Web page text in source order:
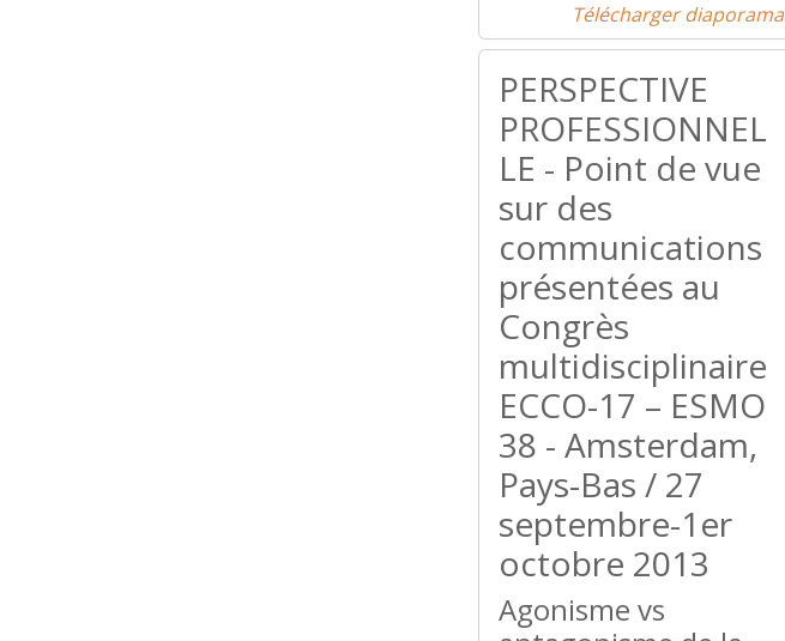
Télécharger diaporama
PERSPECTIVE
PROFESSIONNEL
LE - Point de vue
sur des
communications
présentées au
Congrès
multidisciplinaire
ECCO-17 – ESMO
38 - Amsterdam,
Pays-Bas / 27
septembre-1er
octobre 2013
Agonisme vs